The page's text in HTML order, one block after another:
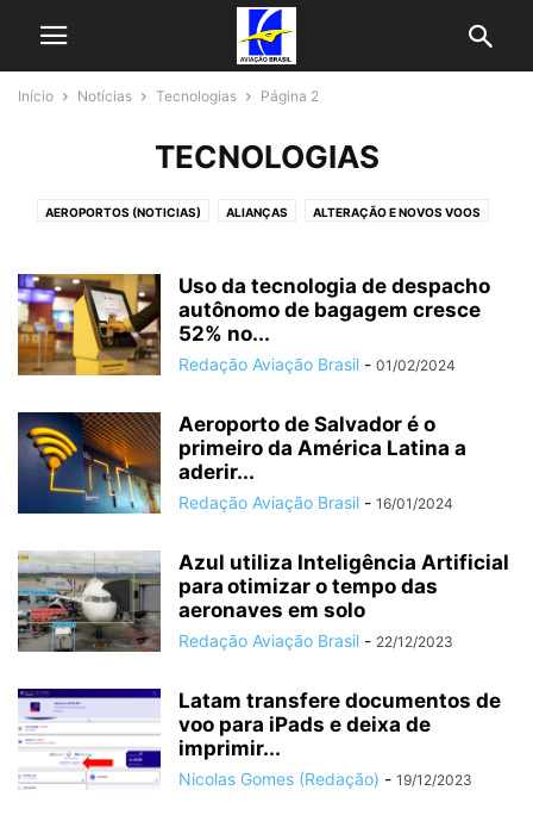
Início Notícias Tecnologias Página 2
TECNOLOGIAS
AEROPORTOS (NOTICIAS) ALIANÇAS ALTERAÇÃO E NOVOS VOOS
ENCOMENDAS E FROTAS
GOL NOTICIAS HISTÓRIA LATAM NOTICIAS MATÉRIAS MRO
PROGRAMAS DE FIDELIZAÇÃO PROMOÇÕES DE PASSAGENS
SUSTENTABILIDADE TECNOLOGIAS TENDÊNCIAS DE MERCADO
Uso da tecnologia de despacho
autônomo de bagagem cresce
52% no...
Redação Aviação Brasil - 01/02/2024
Aeroporto de Salvador é o
primeiro da América Latina a
aderir...
Redação Aviação Brasil - 16/01/2024
Azul utiliza Inteligência Artificial
para otimizar o tempo das
aeronaves em solo
Redação Aviação Brasil - 22/12/2023
Latam transfere documentos de
voo para iPads e deixa de
imprimir...
Nicolas Gomes (Redação) - 19/12/2023